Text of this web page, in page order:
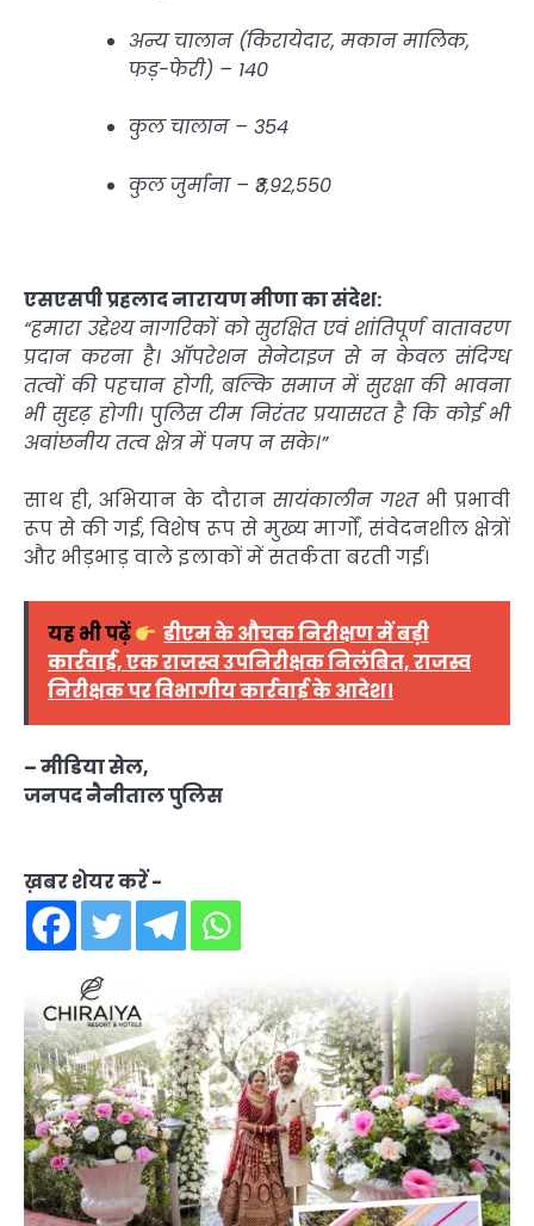
अन्य चालान (किरायेदार, मकान मालिक,
फड़-फेरी) – 140
कुल चालान – 354
कुल जुर्माना – ₹3,92,550
एसएसपी प्रहलाद नारायण मीणा का संदेश:
“हमारा उद्देश्य नागरिकों को सुरक्षित एवं शांतिपूर्ण वातावरण
प्रदान करना है। ऑपरेशन सेनेटाइज से न केवल संदिग्ध
तत्वों की पहचान होगी, बल्कि समाज में सुरक्षा की भावना
भी सुदृढ़ होगी। पुलिस टीम निरंतर प्रयासरत है कि कोई भी
अवांछनीय तत्व क्षेत्र में पनप न सके।”
साथ ही, अभियान के दौरान सायंकालीन गश्तभी प्रभावी
रूप से की गई, विशेष रूप से मुख्य मार्गों, संवेदनशील क्षेत्रों
और भीड़भाड़ वाले इलाकों में सतर्कता बरती गई।
यह भी पढ़ें
डीएम के औचक निरीक्षण में बड़ी
कार्रवाई, एक राजस्व उपनिरीक्षक निलंबित, राजस्व
निरीक्षक पर विभागीय कार्रवाई के आदेश।
– मीडिया सेल,
जनपद नैनीताल पुलिस
ख़बर शेयर करें -